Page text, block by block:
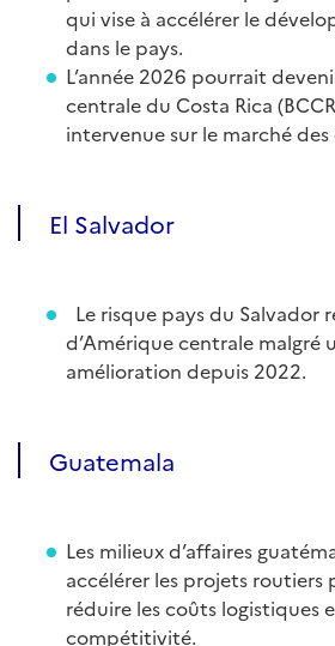
qui vise à accélérer le
dans le pays.
L’année 2026 pourrait
centrale du Costa Rica
intervenue sur le marché des
El Salvador
Le risque pays du Salvador
d’Amérique centrale malgré
amélioration depuis 2022.
Guatemala
Les milieux d’affaires
accélérer les projets routiers
réduire les coûts logistiques
compétitivité.